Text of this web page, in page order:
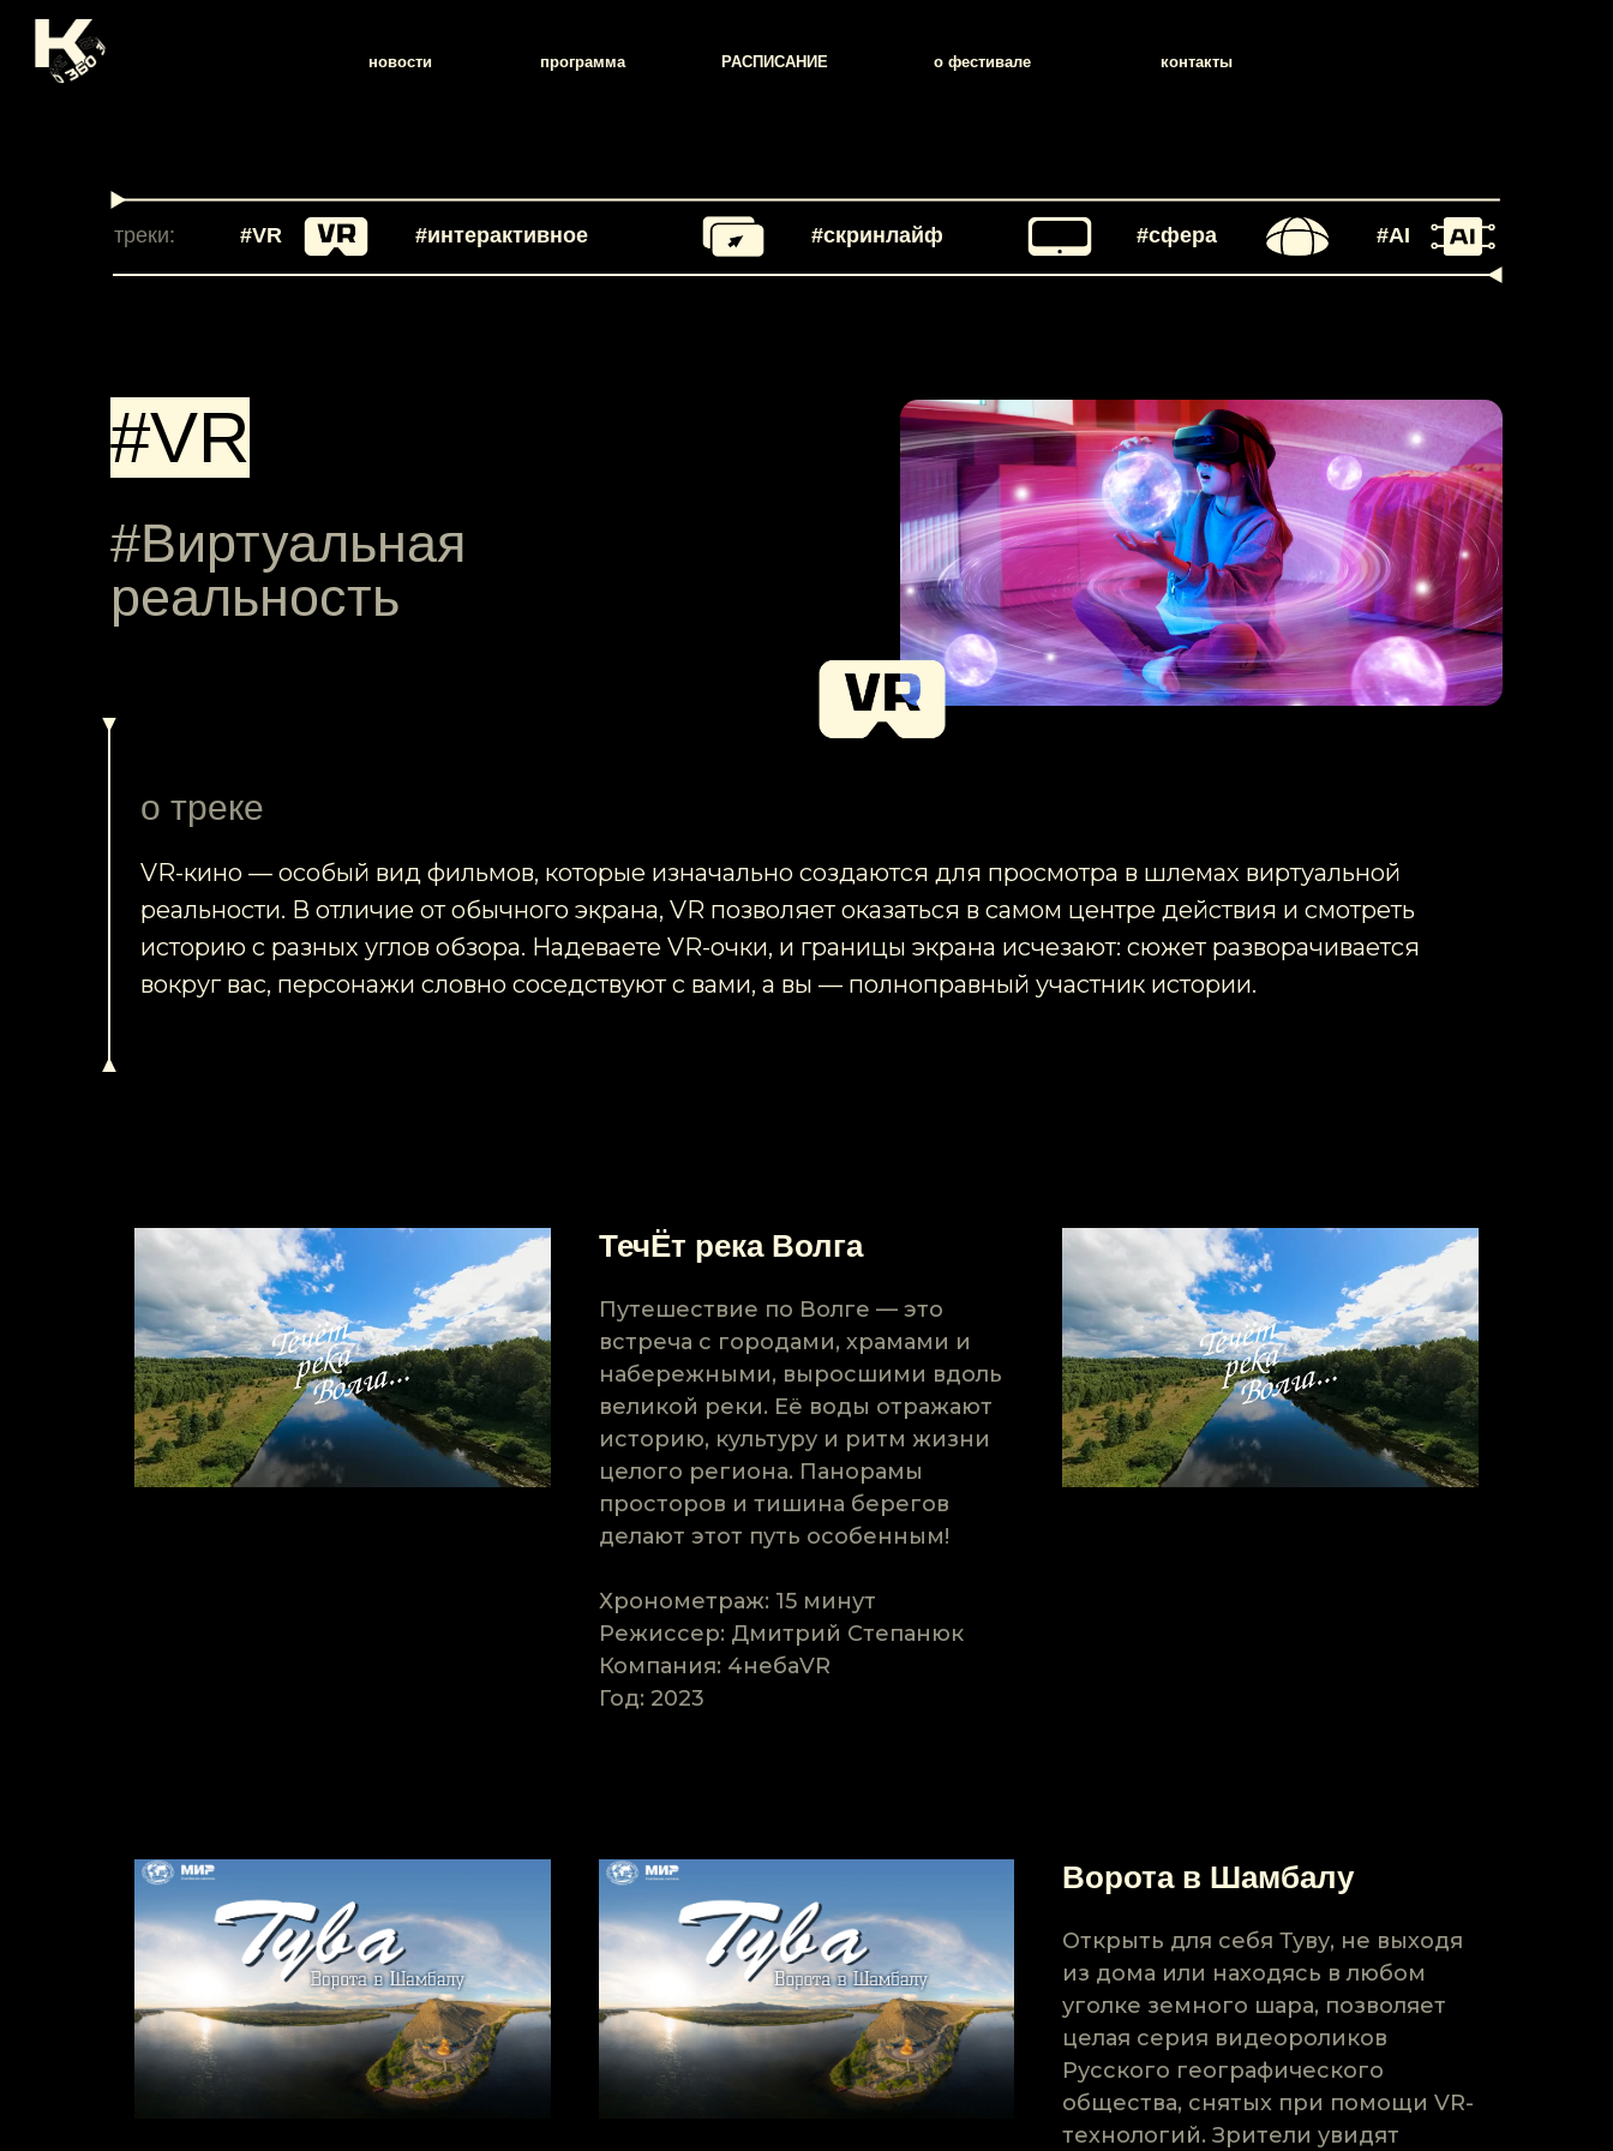
новости РАСПИСАНИЕ
программа
#VR
треки: #интерактивное #скринлайф #сфера #AI
#VR
#Виртуальная
реальность
о треке
VR-кино — особый вид фильмов, которые изначально создаются для просмотра в шлемах виртуальной
реальности. В отличие от обычного экрана, VR позволяет оказаться в самом центре действия и смотреть
историю с разных углов обзора. Надеваете VR-очки, и границы экрана исчезают: сюжет разворачивается
вокруг вас, персонажи словно соседствуют с вами, а вы — полноправный участник истории.
ТечЁт река Волга
Путешествие по Волге — это
встреча с городами, храмами и
набережными, выросшими вдоль
великой реки. Её воды отражают
историю, культуру и ритм жизни
целого региона. Панорамы
просторов и тишина берегов
делают этот путь особенным!
Хронометраж: 15 минут
Режиссер: Дмитрий Степанюк
Компания: 4небаVR
Год: 2023
Ворота в Шамбалу
Открыть для себя Туву, не выходя
из дома или находясь в любом
уголке земного шара, позволяет
целая серия видеороликов
Русского географического
общества, снятых при помощи VR-
технологий. Зрители увидят